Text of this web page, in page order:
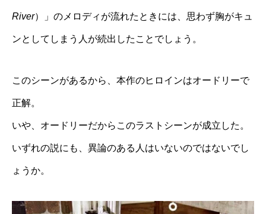
River）」のメロディが流れたときには、思わず胸がキュ
ンとしてしまう人が続出したことでしょう。
このシーンがあるから、本作のヒロインはオードリーで
正解。
いや、オードリーだからこのラストシーンが成立した。
いずれの説にも、異論のある人はいないのではないでし
ょうか。